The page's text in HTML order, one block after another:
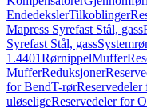
EndedekslerTilkoblinger
Mapress Syrefast Stål, gass
Syrefast Stål, gass
1.4401RørnippelMuffer
MufferReduksjoner
for BendT-rør
uløseligeReservedeler for